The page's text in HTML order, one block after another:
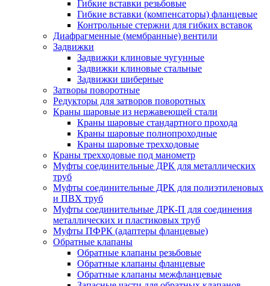
Гибкие вставки резьбовые
Гибкие вставки (компенсаторы) фланцевые
Контрольные стержни для гибких вставок
Диафрагменные (мембранные) вентили
Задвижки
Задвижки клиновые чугунные
Задвижки клиновые стальные
Задвижки шиберные
Затворы поворотные
Редукторы для затворов поворотных
Краны шаровые из нержавеющей стали
Краны шаровые стандартного прохода
Краны шаровые полнопроходные
Краны шаровые трехходовые
Краны трехходовые под манометр
Муфты соединительные ДРК для металлических
труб
Муфты соединительные ДРК для полиэтиленовых
и ПВХ труб
Муфты соединительные ДРК-П для соединения
металлических и пластиковых труб
Муфты ПФРК (адаптеры фланцевые)
Обратные клапаны
Обратные клапаны резьбовые
Обратные клапаны фланцевые
Обратные клапаны межфланцевые